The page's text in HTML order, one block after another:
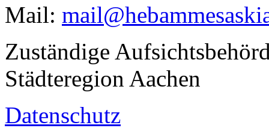
Mail:
Zuständige
Städteregion Aachen
Datenschutz